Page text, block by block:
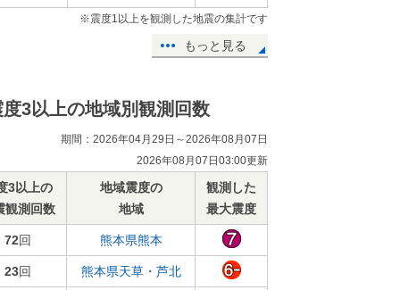
※震度1以上を観測した地震の集計です
もっと見る
度3以上の地域別観測回数
期間：2026年04月29日～2026年08月07日
2026年08月07日03:00更新
3以上の
観測回数
地域震度の
地域
観測した
最大震度
72回 熊本県熊本
23回 熊本県天草・芦北